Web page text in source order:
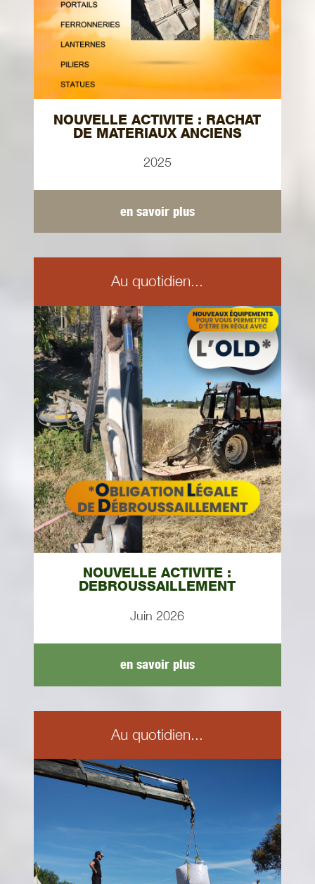
NOUVELLE ACTIVITE : RACHAT
DE MATERIAUX ANCIENS
2025
en savoir plus
Au quotidien...
NOUVELLE ACTIVITE :
DEBROUSSAILLEMENT
Juin 2026
en savoir plus
Au quotidien...